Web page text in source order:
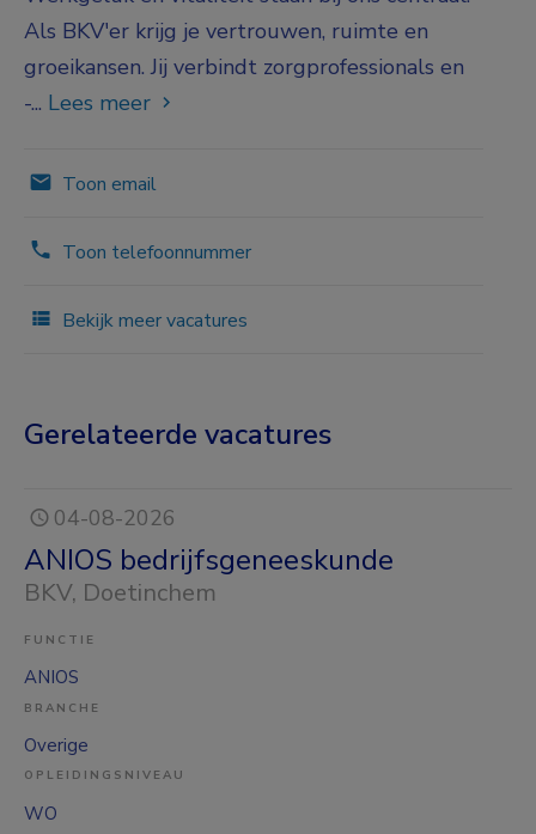
Als BKV'er krijg je vertrouwen, ruimte en
groeikansen. Jij verbindt zorgprofessionals en
-... Lees meer
Toon email
Toon telefoonnummer
Bekijk meer vacatures
Gerelateerde vacatures
04-08-2026
ANIOS bedrijfsgeneeskunde
BKV, Doetinchem
FUNCTIE
ANIOS
BRANCHE
Overige
OPLEIDINGSNIVEAU
WO